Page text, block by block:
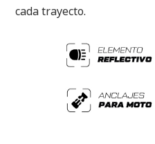
cada trayecto.